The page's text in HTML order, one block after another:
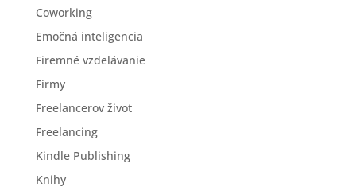
Coworking
Emočná inteligencia
Firemné vzdelávanie
Firmy
Freelancerov život
Freelancing
Kindle Publishing
Knihy